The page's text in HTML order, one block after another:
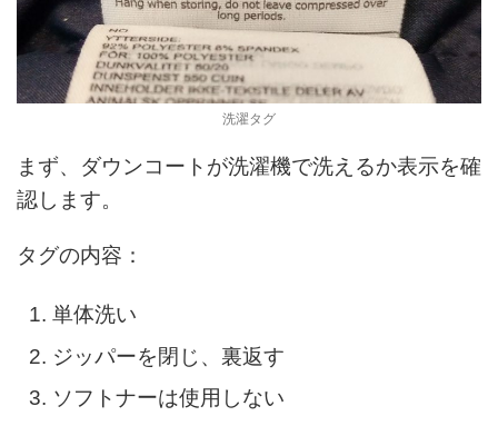
洗濯タグ
まず、ダウンコートが洗濯機で洗えるか表示を確
認します。
タグの内容：
単体洗い
ジッパーを閉じ、裏返す
ソフトナーは使用しない